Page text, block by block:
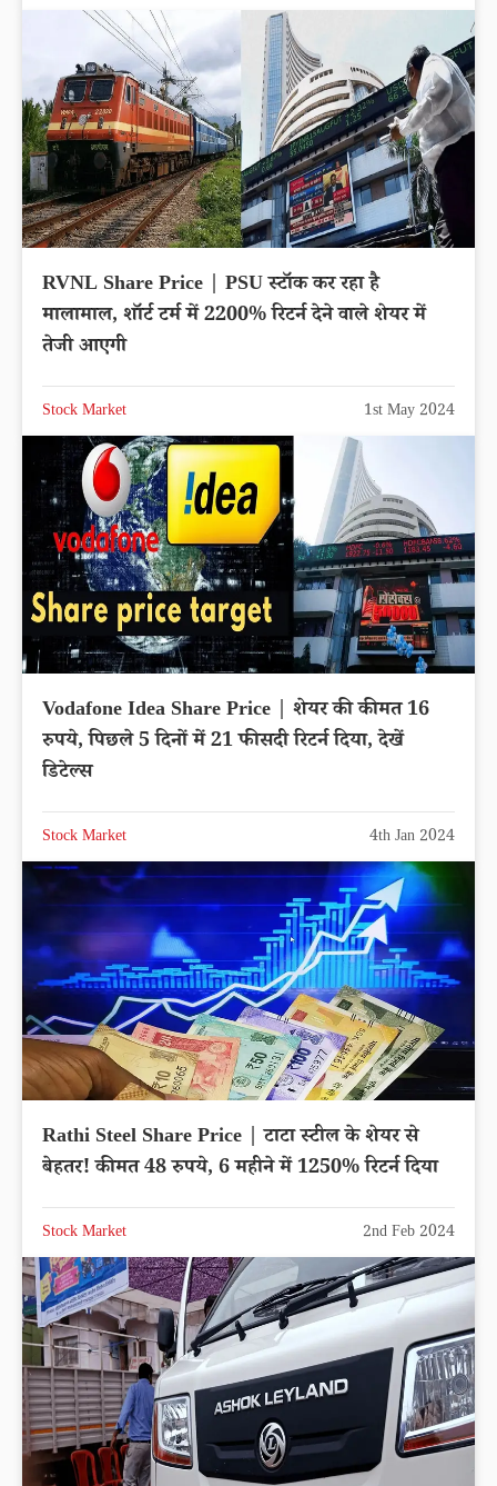
RVNL Share Price | PSU स्टॉक कर रहा है
मालामाल, शॉर्ट टर्म में 2200% रिटर्न देने वाले शेयर में
तेजी आएगी
Stock Market 1st May 2024
Vodafone Idea Share Price | शेयर की कीमत 16
रुपये, पिछले 5 दिनों में 21 फीसदी रिटर्न दिया, देखें
डिटेल्स
Stock Market 4th Jan 2024
Rathi Steel Share Price | टाटा स्टील के शेयर से
बेहतर! कीमत 48 रुपये, 6 महीने में 1250% रिटर्न दिया
Stock Market 2nd Feb 2024